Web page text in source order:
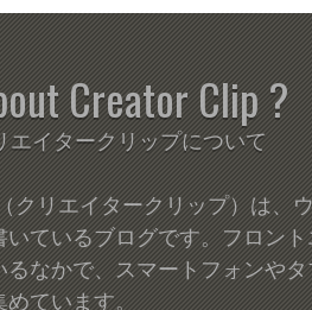
Creator Clip ?
エイタークリップについて
クリエイタークリップ）は、
いているブログです。フロン
るなかで、スマートフォンや
ています。